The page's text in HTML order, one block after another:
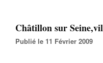
Châtillon sur
Publié le 11 Février 2009